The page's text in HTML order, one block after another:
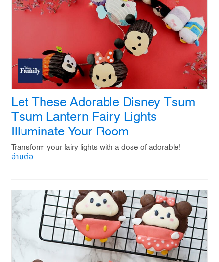
Let These Adorable Disney Tsum
Tsum Lantern Fairy Lights
Illuminate Your Room
Transform your fairy lights with a dose of adorable!
อ่านต่อ